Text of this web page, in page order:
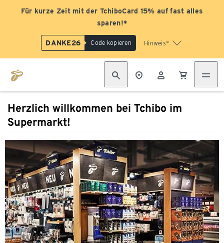
Für kurze Zeit mit der TchiboCard 15% auf fast alles
sparen!*
DANKE26 Code kopieren Hinweis*
Herzlich willkommen bei Tchibo im
Supermarkt!